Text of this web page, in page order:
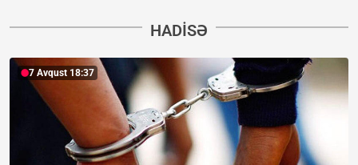
HADISƏ
7 Avqust 18:37